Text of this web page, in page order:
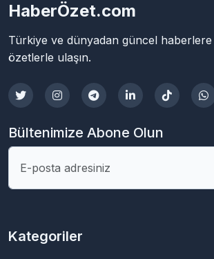
HaberÖzet.com
Türkiye ve dünyadan güncel
özetlerle ulaşın.
Bültenimize Abone Olun
Kategoriler